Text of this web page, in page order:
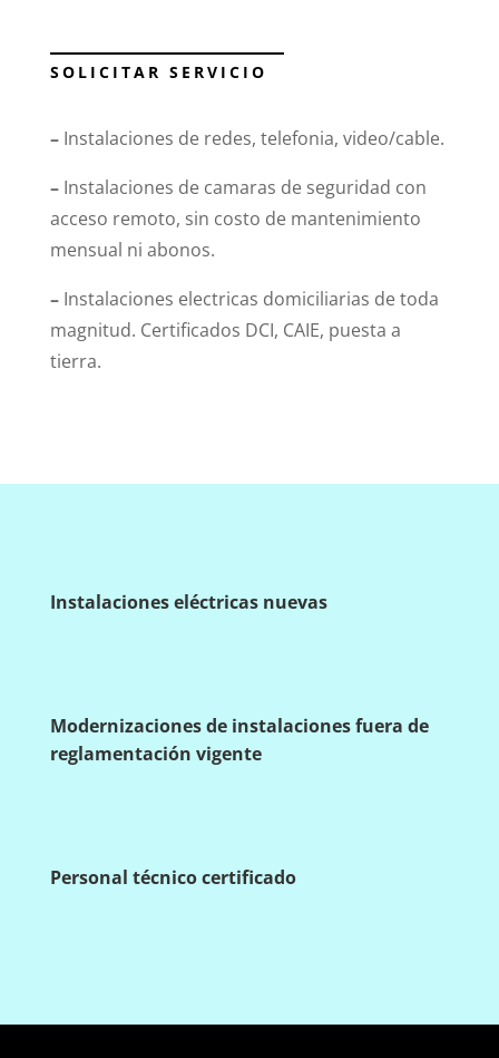
SOLICITAR SERVICIO
–Instalaciones de redes, telefonia, video/cable.
–Instalaciones de camaras de seguridad con
acceso remoto, sin costo de mantenimiento
mensual ni abonos.
–Instalaciones electricas domiciliarias de toda
magnitud. Certificados DCI, CAIE, puesta a
tierra.
Instalaciones eléctricas nuevas
Modernizaciones de instalaciones fuera de
reglamentación vigente
Personal técnico certificado